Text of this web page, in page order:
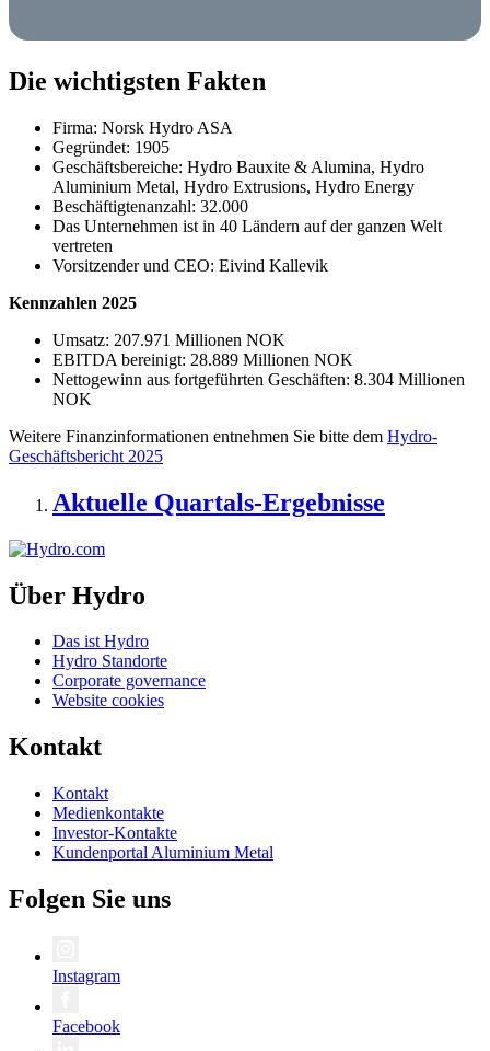
Die wichtigsten Fakten
Firma: Norsk Hydro ASA
Gegründet: 1905
Geschäftsbereiche: Hydro Bauxite & Alumina, Hydro
Aluminium Metal, Hydro Extrusions, Hydro Energy
Beschäftigtenanzahl: 32.000
Das Unternehmen ist in 40 Ländern auf der ganzen Welt
vertreten
Vorsitzender und CEO: Eivind Kallevik
Kennzahlen­ 2025
Umsatz: 207.971 Millionen NOK
EBITDA bereinigt: 28.889 Millionen NOK
Nettogewinn aus fortgeführten Geschäften: 8.304 Millionen
NOK
Weitere Finanzinformationen entnehmen Sie bitte dem Hydro-
Geschäftsbericht 2025
Aktuelle Quartals-Ergebnisse
Über Hydro
Das ist Hydro
Hydro Standorte
Corporate governance
Website cookies
Kontakt
Kontakt
Medienkontakte
Investor-Kontakte
Kundenportal Aluminium Metal
Folgen Sie uns
Instagram
Facebook